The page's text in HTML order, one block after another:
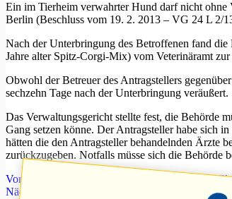
Ein im Tierheim verwahrter Hund darf nicht
Berlin (Beschluss vom 19. 2. 2013 – VG 24 L 2/
Nach der Unterbringung des Betroffenen fand
Jahre alter Spitz-Corgi-Mix) vom Veterinäramt
Obwohl der Betreuer des Antragstellers
sechzehn Tage nach der Unterbringung veräußert.
Das Verwaltungsgericht stellte fest, die Behörde
Gang setzen könne. Der Antragsteller habe sich
hätten die den Antragsteller behandelnden Ärzte
zurückzugeben. Notfalls müsse sich die Behörde
Vorheriger
Grüne im Bundestag stellen
Nächster
SPD und Grüne im Bundestag